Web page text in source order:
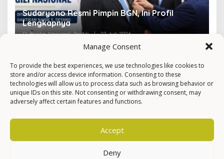
Manage Consent
To provide the best experiences, we use technologies like cookies to
store and/or access device information. Consenting to these
technologies will allow us to process data such as browsing behavior or
unique IDs on this site. Not consenting or withdrawing consent, may
adversely affect certain features and functions.
Accept
Deny
Sudaryono Resmi Pimpin BGN, Ini Profil
Lengkapnya
Di Berita, Nasional, Politik | 22 Juli 2026 Di